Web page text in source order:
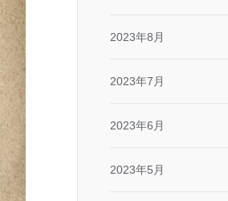
2023年8月
2023年7月
2023年6月
2023年5月